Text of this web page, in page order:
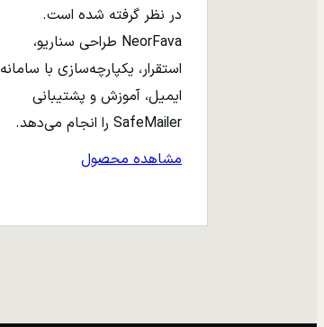
در نظر گرفته شده است.
NeorFava طراحی سناریو،
استقرار، یکپارچه‌سازی با سامانه
ایمیل، آموزش و پشتیبانی
SafeMailer را انجام می‌دهد.
مشاهده محصول